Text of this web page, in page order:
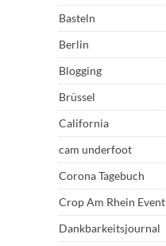
Basteln
Berlin
Blogging
Brüssel
California
cam underfoot
Corona Tagebuch
Crop Am Rhein Event
Dankbarkeitsjournal